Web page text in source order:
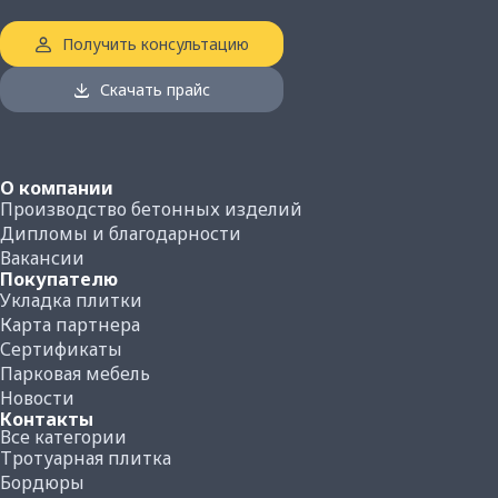
Количество плитки на поддоне, м²:
14.4
Вес поддона с плиткой, кг:
Получить консультацию
Скачать прайс
О компании
Производство бетонных изделий
Дипломы и благодарности
Вакансии
Покупателю
Укладка плитки
Карта партнера
Сертификаты
Парковая мебель
Новости
Контакты
Все категории
Тротуарная плитка
Бордюры